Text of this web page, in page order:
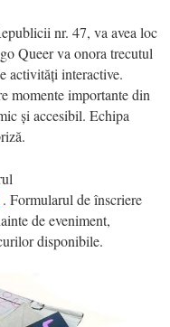
nr. 47, va avea loc
Queer va onora trecutul
activități interactive.
momente importante din
și accesibil. Echipa
. Formularul de înscriere
de eveniment,
disponibile.